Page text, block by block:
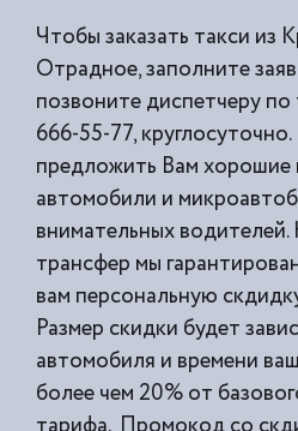
Чтобы заказать такси из
Отрадное, заполните
позвоните диспетчеру
666-55-77,
предложить Вам
автомобили и
внимательных
трансфер мы
вам персональную
Размер скидки будет
автомобиля и времени
более чем 20% от